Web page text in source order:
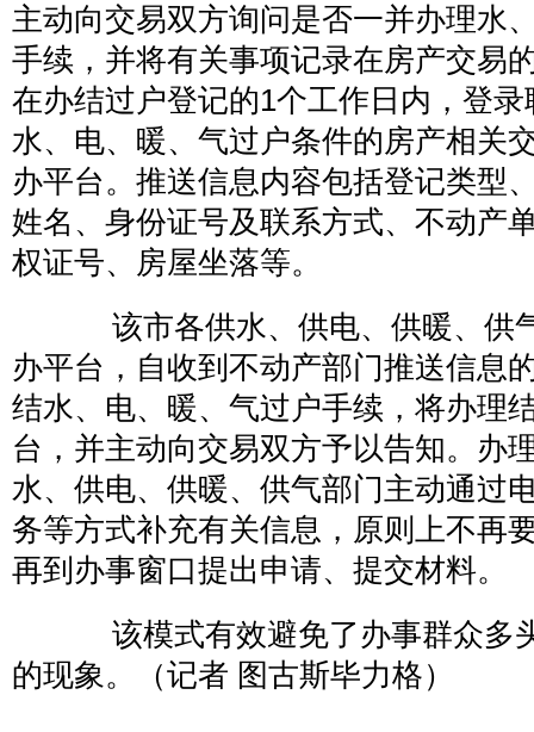
主动向交易双方询问是否一并办理水
手续，并将有关事项记录在房产交易
在办结过户登记的1个工作日内，登
水、电、暖、气过户条件的房产相关
办平台。推送信息内容包括登记类型
姓名、身份证号及联系方式、不动产
权证号、房屋坐落等。
该市各供水、供电、供暖、供
办平台，自收到不动产部门推送信息
结水、电、暖、气过户手续，将办理
台，并主动向交易双方予以告知。办
水、供电、供暖、供气部门主动通过
务等方式补充有关信息，原则上不再
再到办事窗口提出申请、提交材料。
该模式有效避免了办事群众多
的现象。（记者 图古斯毕力格）